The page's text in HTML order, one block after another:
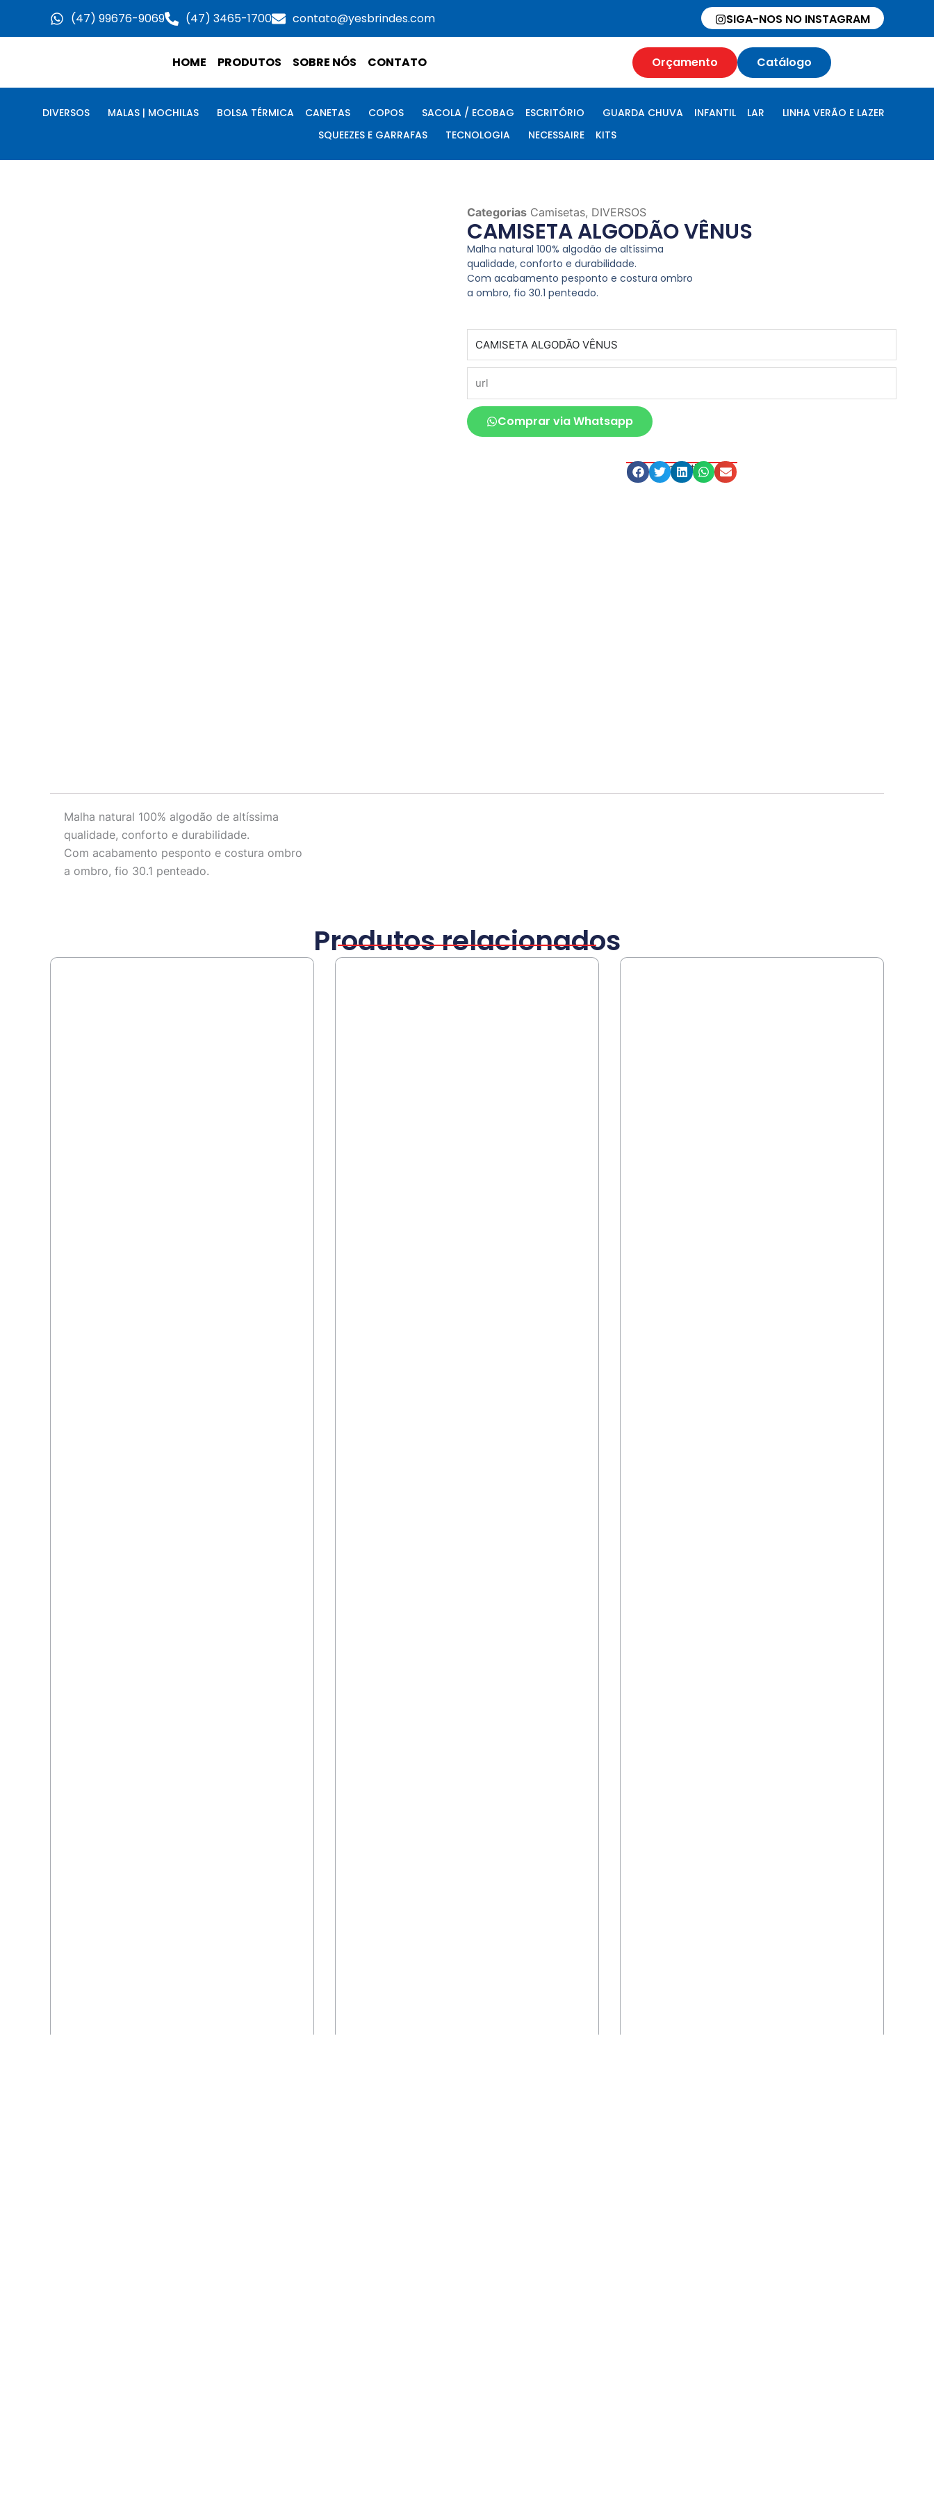
(47) 99676-9069 (47) 3465-1700 contato@yesbrindes.com SIGA-NOS NO INSTAGRAM
HOME PRODUTOS SOBRE NÓS CONTATO Orçamento Catálogo
DIVERSOS MALAS | MOCHILAS BOLSA TÉRMICA CANETAS COPOS SACOLA / ECOBAG ESCRITÓRIO GUARDA CHUVA INFANTIL LAR
LINHA VERÃO E LAZER
SQUEEZES E GARRAFAS
TECNOLOGIA NECESSAIRE KITS
Categorias Camisetas, DIVERSOS
CAMISETA ALGODÃO VÊNUS
Malha natural 100% algodão de altíssima
qualidade, conforto e durabilidade.
Com acabamento pesponto e costura ombro
a ombro, fio 30.1 penteado.
Comprar via Whatsapp
Compartilhe
Malha natural 100% algodão de altíssima
qualidade, conforto e durabilidade.
Com acabamento pesponto e costura ombro
a ombro, fio 30.1 penteado.
Produtos relacionados